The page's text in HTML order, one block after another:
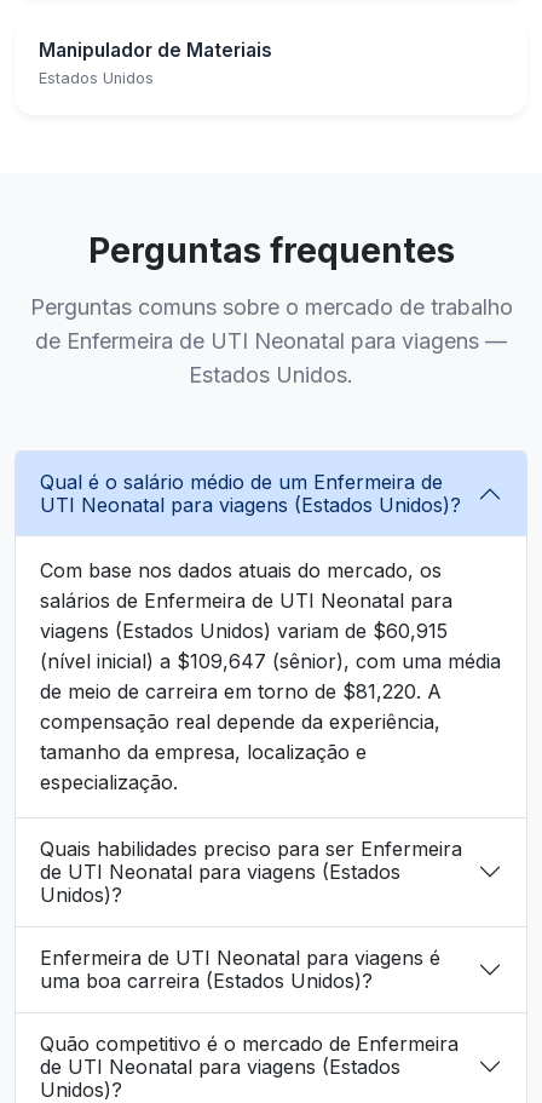
Manipulador de Materiais
Estados Unidos
Perguntas frequentes
Perguntas comuns sobre o mercado de trabalho
de Enfermeira de UTI Neonatal para viagens —
Estados Unidos.
Qual é o salário médio de um Enfermeira de
UTI Neonatal para viagens (Estados Unidos)?
Com base nos dados atuais do mercado, os
salários de Enfermeira de UTI Neonatal para
viagens (Estados Unidos) variam de $60,915
(nível inicial) a $109,647 (sênior), com uma média
de meio de carreira em torno de $81,220. A
compensação real depende da experiência,
tamanho da empresa, localização e
especialização.
Quais habilidades preciso para ser Enfermeira
de UTI Neonatal para viagens (Estados
Unidos)?
Enfermeira de UTI Neonatal para viagens é
uma boa carreira (Estados Unidos)?
Quão competitivo é o mercado de Enfermeira
de UTI Neonatal para viagens (Estados
Unidos)?